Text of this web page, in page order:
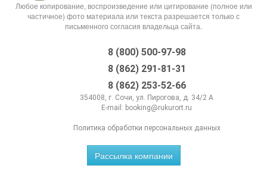
Любое копирование, воспроизведение или цитирование (полное или
частичное) фото материала или текста разрешается только с
письменного согласия владельца сайта.
8 (800) 500-97-98
8 (862) 291-81-31
8 (862) 253-52-66
354008, г. Сочи, ул. Пирогова, д. 34/2 А
E-mail: booking@rukurort.ru
Политика обработки персональных данных
Рассылка компании